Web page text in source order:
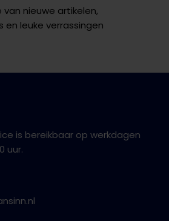
nieuwe artikelen,
en leuke verrassingen
is bereikbaar op werkdagen
uur.